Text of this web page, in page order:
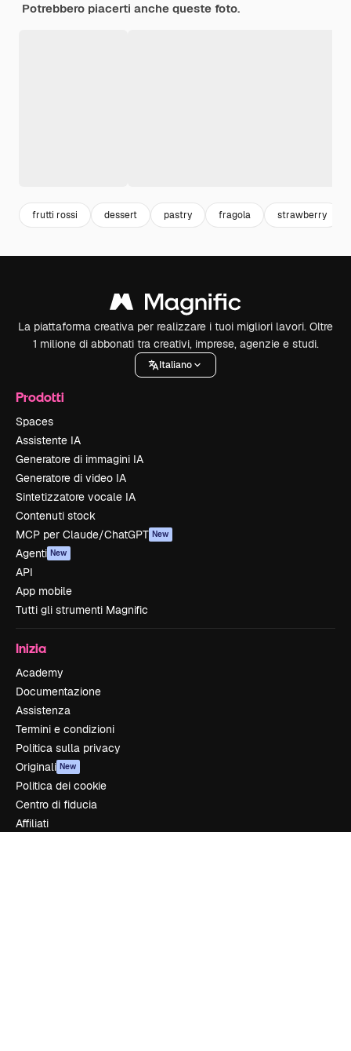
Potrebbero piacerti anche queste foto.
frutti rossi dessert pastry fragola strawberry
La piattaforma creativa per realizzare i tuoi migliori lavori. Oltre
1 milione di abbonati tra creativi, imprese, agenzie e studi.
Italiano
Prodotti
Spaces
Assistente IA
Generatore di immagini IA
Generatore di video IA
Sintetizzatore vocale IA
Contenuti stock
MCP per Claude/ChatGPT New
Agenti New
API
App mobile
Tutti gli strumenti Magnific
Inizia
Academy
Documentazione
Assistenza
Termini e condizioni
Politica sulla privacy
Originali New
Politica dei cookie
Centro di fiducia
Affiliati